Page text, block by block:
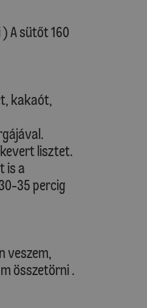
A sütőt 160
kakaót,
lisztet.
is a
35 percig
veszem,
összetörni .